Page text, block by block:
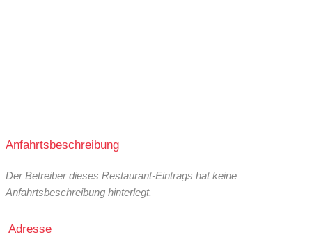
Anfahrtsbeschreibung
Der Betreiber dieses Restaurant-Eintrags hat keine
Anfahrtsbeschreibung hinterlegt.
Adresse